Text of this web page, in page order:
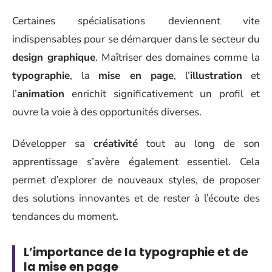
Certaines spécialisations deviennent vite
indispensables pour se démarquer dans le secteur du
design graphique. Maîtriser des domaines comme la
typographie, la mise en page, l’illustration et
l’animation enrichit significativement un profil et
ouvre la voie à des opportunités diverses.
Développer sacréativité tout au long de son
apprentissage s’avère également essentiel. Cela
permet d’explorer de nouveaux styles, de proposer
des solutions innovantes et de rester à l’écoute des
tendances du moment.
L’importance de la typographie et de
la mise en page